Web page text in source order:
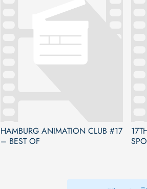
HAMBURG ANIMATION CLUB #17
– BEST OF